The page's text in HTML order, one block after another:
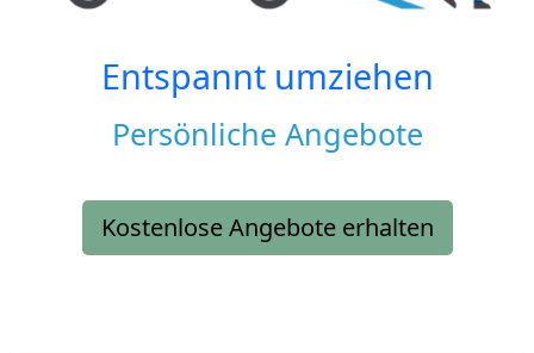
Entspannt umziehen
Persönliche Angebote
Kostenlose Angebote erhalten